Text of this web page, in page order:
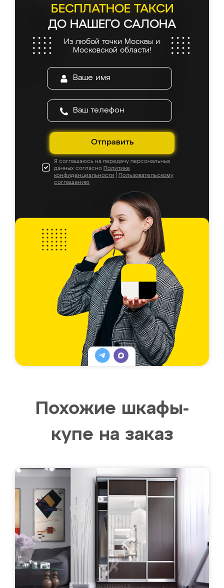
БЕСПЛАТНОЕ ТАКСИ
ДО НАШЕГО САЛОНА
Из любой точки Москвы и
Московской области!
Отправить
Я соглашаюсь на передачу персональных
данных согласно Политике
конфиденциальности
Пользовательскому
соглашению
Похожие шкафы-
купе на заказ